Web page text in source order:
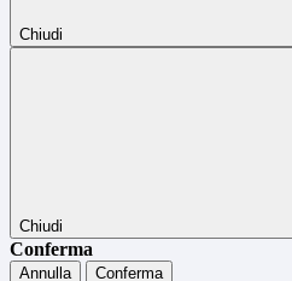
Chiudi
Chiudi
Conferma
Annulla Conferma